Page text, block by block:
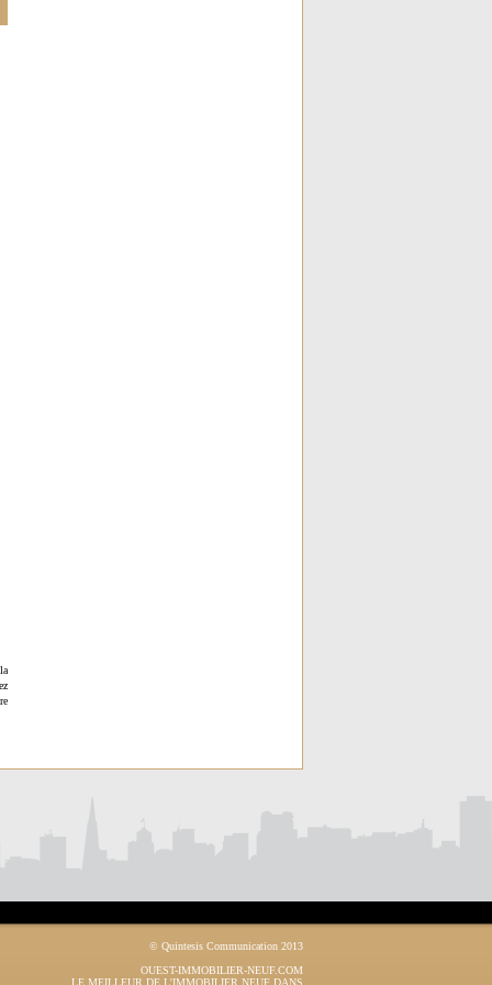
© Quintesis Communication 2013
OUEST-IMMOBILIER-NEUF.COM
LE MEILLEUR DE L'IMMOBILIER NEUF DANS